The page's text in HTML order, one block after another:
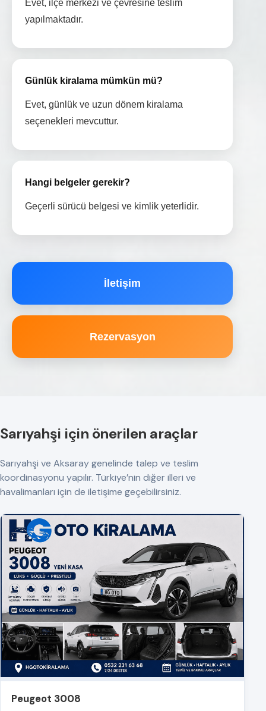
Evet, ilçe merkezi ve çevresine teslim
yapılmaktadır.
Günlük kiralama mümkün mü?
Evet, günlük ve uzun dönem kiralama
seçenekleri mevcuttur.
Hangi belgeler gerekir?
Geçerli sürücü belgesi ve kimlik yeterlidir.
İletişim
Rezervasyon
Sarıyahşi için önerilen araçlar
Sarıyahşi ve Aksaray genelinde talep ve teslim
koordinasyonu yapılır. Türkiye’nin diğer illeri ve
havalimanları için de iletişime geçebilirsiniz.
Peugeot 3008